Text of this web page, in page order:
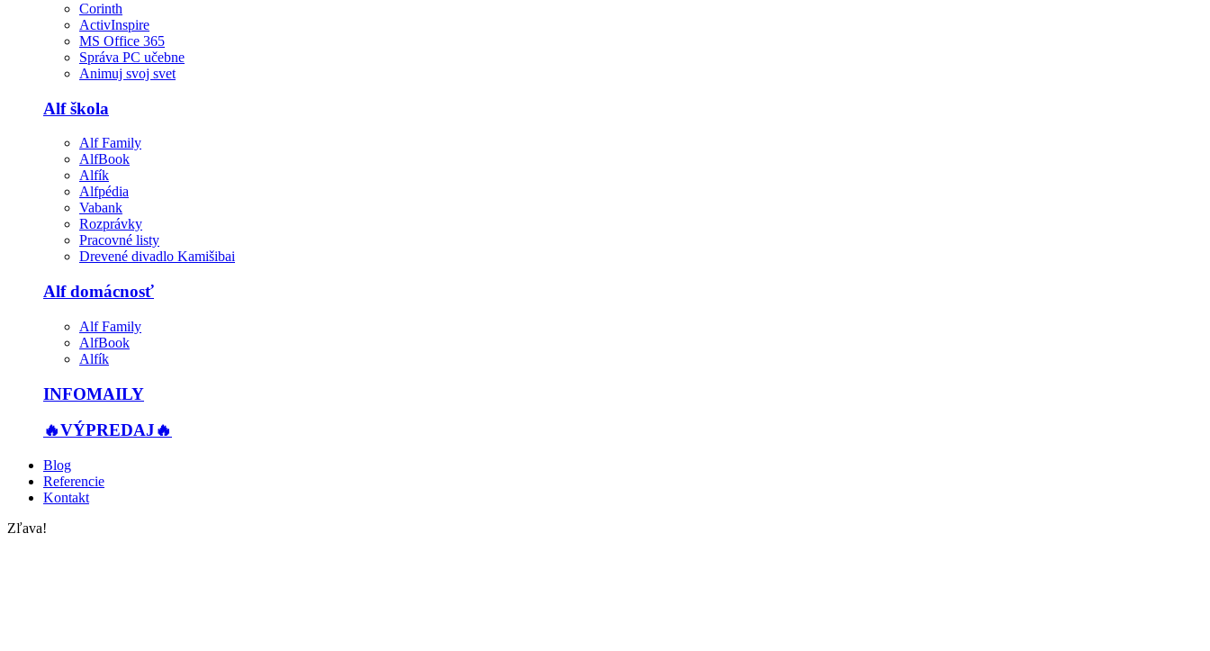
Corinth
ActivInspire
MS Office 365
Správa PC učebne
Animuj svoj svet
Alf škola
Alf Family
AlfBook
Alfík
Alfpédia
Vabank
Rozprávky
Pracovné listy
Drevené divadlo Kamišibai
Alf domácnosť
Alf Family
AlfBook
Alfík
INFOMAILY
🔥VÝPREDAJ🔥
Blog
Referencie
Kontakt
Zľava!